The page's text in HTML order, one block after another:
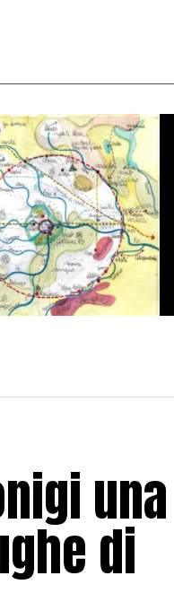
una
di